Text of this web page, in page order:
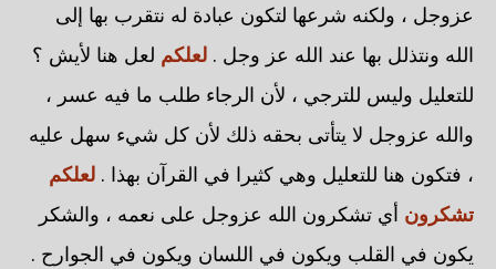
عزوجل ، ولكنه شرعها لتكون عبادة له نتقرب بها إلى
الله ونتذلل بها عند الله عز وجل . لعلكم لعل هنا لأيش ؟
للتعليل وليس للترجي ، لأن الرجاء طلب ما فيه عسر ،
والله عزوجل لا يتأتى بحقه ذلك لأن كل شيء سهل عليه
، فتكون هنا للتعليل وهي كثيرا في القرآن بهذا . لعلكم
تشكرون أي تشكرون الله عزوجل على نعمه ، والشكر
يكون في القلب ويكون في اللسان ويكون في الجوارح .